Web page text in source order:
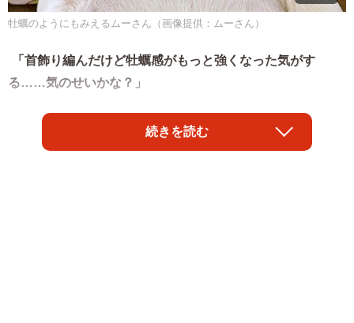
牡蠣のようにもみえるムーさん（画像提供：ムーさん）
「首飾り編んだけど牡蠣感がもっと強くなった気がす
る……気のせいかな？」
そんなコメントが添えられた2枚の写真がXで話題です。写
っているのは、パグの「ムー」さん（7歳・男の子）。
続きを読む